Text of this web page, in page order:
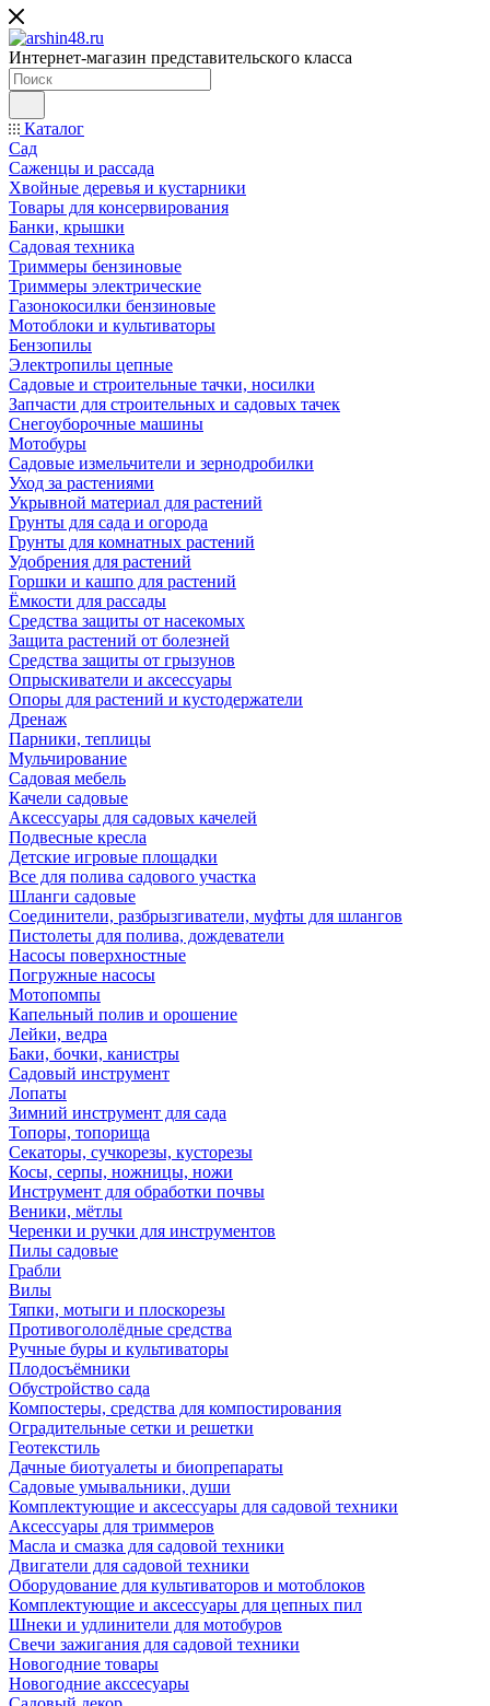
Интернет-магазин представительского класса
Каталог
Сад
Саженцы и рассада
Хвойные деревья и кустарники
Товары для консервирования
Банки, крышки
Садовая техника
Триммеры бензиновые
Триммеры электрические
Газонокосилки бензиновые
Мотоблоки и культиваторы
Бензопилы
Электропилы цепные
Садовые и строительные тачки, носилки
Запчасти для строительных и садовых тачек
Снегоуборочные машины
Мотобуры
Садовые измельчители и зернодробилки
Уход за растениями
Укрывной материал для растений
Грунты для сада и огорода
Грунты для комнатных растений
Удобрения для растений
Горшки и кашпо для растений
Ёмкости для рассады
Средства защиты от насекомых
Защита растений от болезней
Средства защиты от грызунов
Опрыскиватели и аксессуары
Опоры для растений и кустодержатели
Дренаж
Парники, теплицы
Мульчирование
Садовая мебель
Качели садовые
Аксессуары для садовых качелей
Подвесные кресла
Детские игровые площадки
Все для полива садового участка
Шланги садовые
Соединители, разбрызгиватели, муфты для шлангов
Пистолеты для полива, дождеватели
Насосы поверхностные
Погружные насосы
Мотопомпы
Капельный полив и орошение
Лейки, ведра
Баки, бочки, канистры
Садовый инструмент
Лопаты
Зимний инструмент для сада
Топоры, топорища
Секаторы, сучкорезы, кусторезы
Косы, серпы, ножницы, ножи
Инструмент для обработки почвы
Веники, мётлы
Черенки и ручки для инструментов
Пилы садовые
Грабли
Вилы
Тяпки, мотыги и плоскорезы
Противогололёдные средства
Ручные буры и культиваторы
Плодосъёмники
Обустройство сада
Компостеры, средства для компостирования
Оградительные сетки и решетки
Геотекстиль
Дачные биотуалеты и биопрепараты
Садовые умывальники, души
Комплектующие и аксессуары для садовой техники
Аксессуары для триммеров
Масла и смазка для садовой техники
Двигатели для садовой техники
Оборудование для культиваторов и мотоблоков
Комплектующие и аксессуары для цепных пил
Шнеки и удлинители для мотобуров
Свечи зажигания для садовой техники
Новогодние товары
Новогодние акссесуары